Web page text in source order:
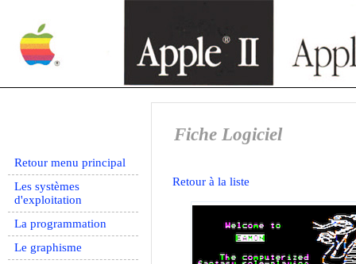
Retour menu principal
Les systèmes
d'exploitation
La programmation
Le graphisme
Fiche Logiciel
Retour à la liste